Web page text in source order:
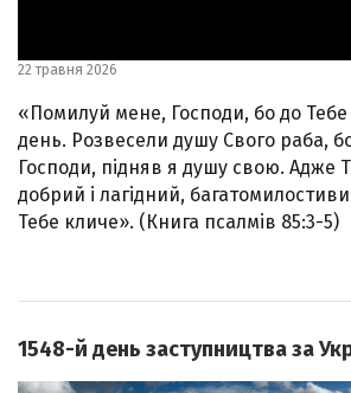
22 травня 2026
«Помилуй мене, Господи, бо до
день. Розвесели душу Свого раба,
Господи, підняв я душу свою. Адже
добрий і лагідний,
Тебе кличе». (Книга псалмів 85:3-5)
1548-й день заступництва за